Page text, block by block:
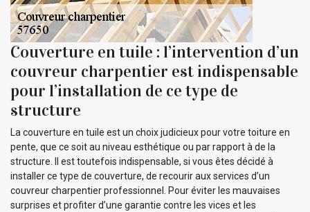
Couverture en tuile : l’intervention d’un
couvreur charpentier est indispensable
pour l’installation de ce type de
structure
La couverture en tuile est un choix judicieux pour votre toiture en
pente, que ce soit au niveau esthétique ou par rapport à de la
structure. Il est toutefois indispensable, si vous êtes décidé à
installer ce type de couverture, de recourir aux services d’un
couvreur charpentier professionnel. Pour éviter les mauvaises
surprises et profiter d’une garantie contre les vices et les